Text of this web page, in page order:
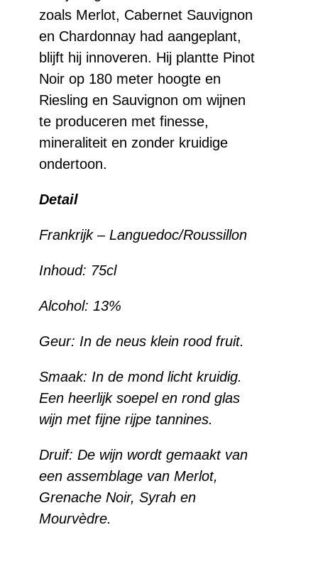
zoals Merlot, Cabernet Sauvignon
en Chardonnay had aangeplant,
blijft hij innoveren. Hij plantte Pinot
Noir op 180 meter hoogte en
Riesling en Sauvignon om wijnen
te produceren met finesse,
mineraliteit en zonder kruidige
ondertoon.
Detail
Frankrijk – Languedoc/Roussillon
Inhoud: 75cl
Alcohol: 13%
Geur: In de neus klein rood fruit.
Smaak: In de mond licht kruidig.
Een heerlijk soepel en rond glas
wijn met fijne rijpe tannines.
Druif: De wijn wordt gemaakt van
een assemblage van Merlot,
Grenache Noir, Syrah en
Mourvèdre.